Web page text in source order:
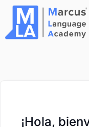
contenido
¡Hola,